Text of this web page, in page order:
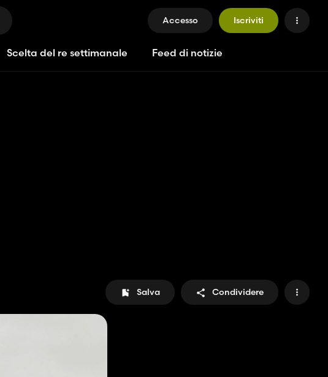
Accesso Iscriviti
Scelta del re settimanale Feed di notizie
Salva Condividere